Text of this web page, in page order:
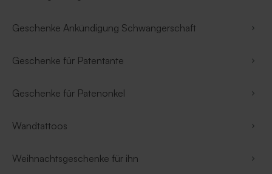
Geschenke Ankündigung Schwangerschaft
Geschenke für Patentante
Geschenke für Patenonkel
Wandtattoos
Weihnachtsgeschenke für ihn